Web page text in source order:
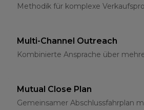
Methodik für komplexe
Multi-Channel Outreach
Kombinierte Ansprache über
Mutual Close Plan
Gemeinsamer Abschlussfahrplan